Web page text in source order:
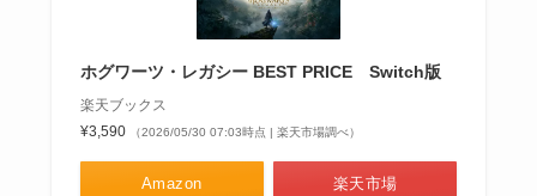
ホグワーツ・レガシー BEST PRICE Switch版
楽天ブックス
¥3,590
（2026/05/30 07:03時点 | 楽天市場調べ）
Amazon 楽天市場